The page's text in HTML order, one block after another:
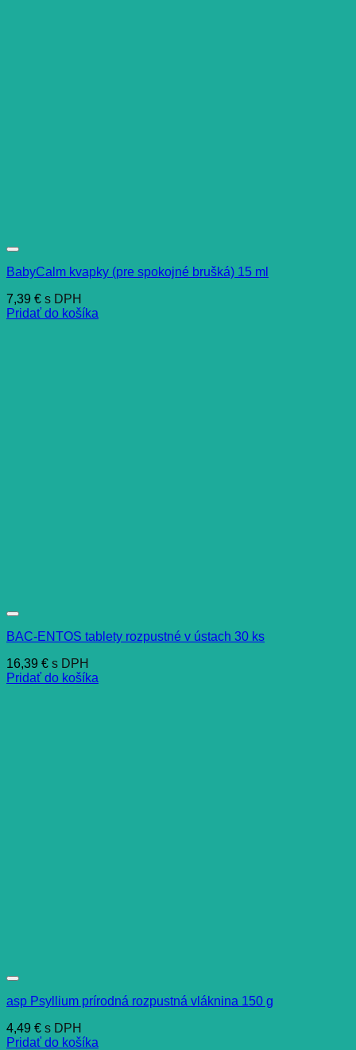
BabyCalm kvapky (pre spokojné brušká) 15 ml
7,39 € s DPH
Pridať do košíka
BAC-ENTOS tablety rozpustné v ústach 30 ks
16,39 € s DPH
Pridať do košíka
asp Psyllium prírodná rozpustná vláknina 150 g
4,49 € s DPH
Pridať do košíka